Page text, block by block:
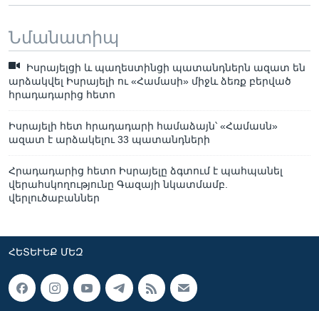
Նմանատիպ
Իսրայելցի և պաղեստինցի պատանդներն ազատ են
արձակվել Իսրայելի ու «Համասի» միջև ձեռք բերված
հրադադարից հետո
Իսրայելի հետ հրադադարի համաձայն՝ «Համասն»
ազատ է արձակելու 33 պատանդների
Հրադադարից հետո Իսրայելը ձգտում է պահպանել
վերահսկողությունը Գազայի նկատմամբ.
վերլուծաբաններ
ՀԵՏԵՒԵՔ ՄԵԶ